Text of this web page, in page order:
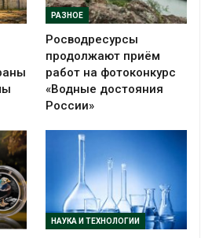
РАЗНОЕ
Росводресурсы
продолжают приём
работ на фотоконкурс
«Водные достояния
России»
НАУКА И ТЕХНОЛОГИИ